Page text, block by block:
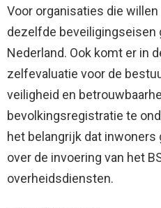
Voor organisaties die willen
dezelfde beveiligingseisen
Nederland. Ook komt er in
zelfevaluatie voor de
veiligheid en
bevolkingsregistratie te
het belangrijk dat
over de invoering van het
overheidsdiensten.